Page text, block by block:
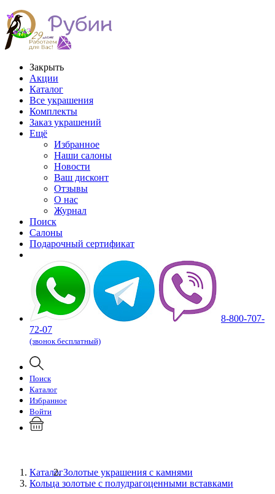
Закрыть
Акции
Каталог
Все украшения
Комплекты
Заказ украшений
Ещё
Избранное
Наши салоны
Новости
Ваш дисконт
Отзывы
О нас
Журнал
Поиск
Салоны
Подарочный сертификат
8-800-707-
72-07
(звонок бесплатный)
Поиск
Каталог
Избранное
Войти
КаталогЗолотые украшения с камнями
Кольца золотые с полудрагоценными вставками